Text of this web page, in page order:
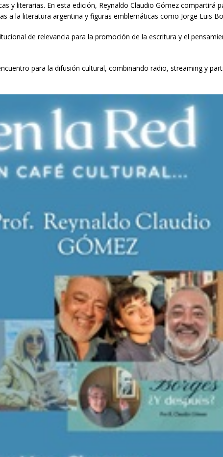
y literarias. En esta edición, Reynaldo Claudio Gómez compartirá
a la literatura argentina y figuras emblemáticas como Jorge Luis
de relevancia para la promoción de la escritura y el
para la difusión cultural, combinando radio, streaming y